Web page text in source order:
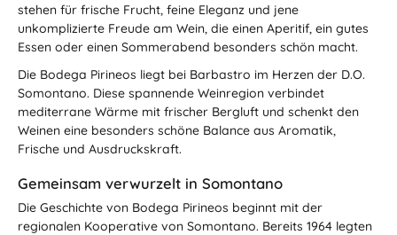
stehen für frische Frucht, feine Eleganz und jene
unkomplizierte Freude am Wein, die einen Aperitif, ein gutes
Essen oder einen Sommerabend besonders schön macht.
Die Bodega Pirineos liegt bei Barbastro im Herzen der D.O.
Somontano. Diese spannende Weinregion verbindet
mediterrane Wärme mit frischer Bergluft und schenkt den
Weinen eine besonders schöne Balance aus Aromatik,
Frische und Ausdruckskraft.
Gemeinsam verwurzelt in Somontano
Die Geschichte von Bodega Pirineos beginnt mit der
regionalen Kooperative von Somontano. Bereits 1964 legten